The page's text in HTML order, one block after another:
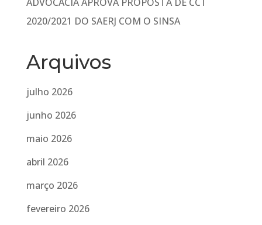
2020/2021 DO SAERJ COM O SINSA
Arquivos
julho 2026
junho 2026
maio 2026
abril 2026
março 2026
fevereiro 2026